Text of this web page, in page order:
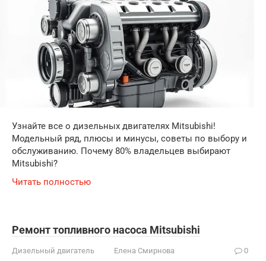
Узнайте все о дизельных двигателях Mitsubishi!
Модельный ряд, плюсы и минусы, советы по выбору и
обслуживанию. Почему 80% владельцев выбирают
Mitsubishi?
Читать полностью
Ремонт топливного насоса Mitsubishi
Дизельный двигатель Елена Смирнова 0